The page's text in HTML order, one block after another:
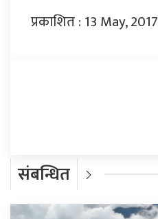
प्रकाशित : 13 May, 2017
संबन्धित